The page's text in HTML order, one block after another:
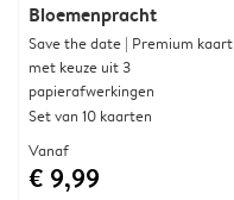
Bloemenpracht
Save the date | Premium kaart
met keuze uit 3
papierafwerkingen
Set van 10 kaarten
Vanaf
€ 9,99